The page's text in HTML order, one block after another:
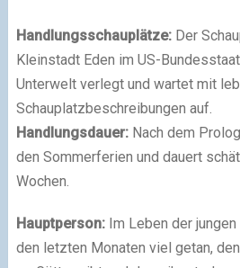
Handlungsschauplätze:Der
Kleinstadt Eden im US-Bundesstaat
Unterwelt verlegt und wartet mit
Schauplatzbeschreibungen auf.
Handlungsdauer:Nach dem
den Sommerferien und dauert
Wochen.
Hauptperson:Im Leben der jungen
den letzten Monaten viel getan,